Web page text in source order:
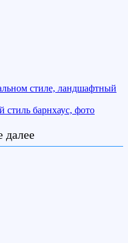
стиле, ландшафтный
стиль барнхаус, фото
далее